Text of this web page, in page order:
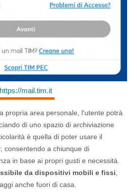
https://mail.tim.it
propria area personale, l'utente potrà
di uno spazio di archiviazione
è quella di poter usare il
consentendo a chiunque di
in base ai propri gusti e necessità.
da dispositivi mobili e fissi
anche fuori di casa.